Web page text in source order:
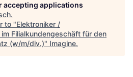
accepting applications
.
to "Elektroniker /
Filialkundengeschäft für den
(w/m/div.)" Imagine.